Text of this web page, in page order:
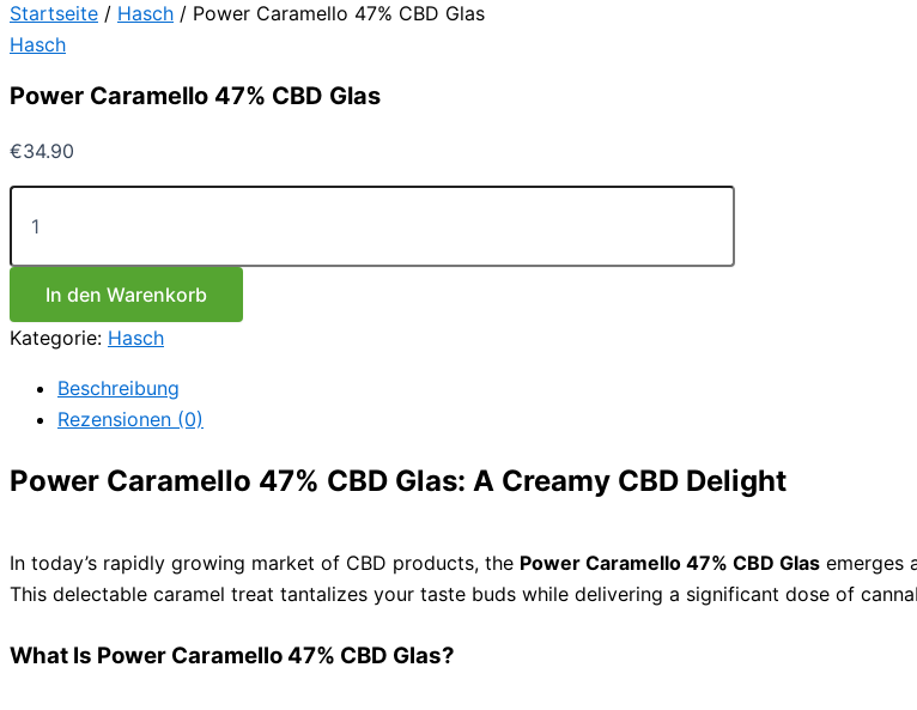
Startseite / Hasch / Power Caramello 47% CBD Glas
Hasch
Power Caramello 47% CBD Glas
€34.90
Power
Caramello
CBD
Menge
In den Warenkorb
Kategorie: Hasch
Beschreibung
Rezensionen (0)
Power Caramello 47% CBD Glas: A Creamy CBD Delight
In today’s rapidly growing market of CBD products, the Power Caramello 47% CBD Glas emerges
This delectable caramel treat tantalizes your taste buds while delivering a significant dose of
What Is Power Caramello 47% CBD Glas?